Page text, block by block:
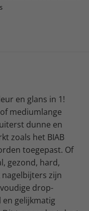
en glans in 1!
mediumlange
dunne en
zoals het BIAB
toegepast. Of
gezond, hard,
zijn
drop-
en gelijkmatig